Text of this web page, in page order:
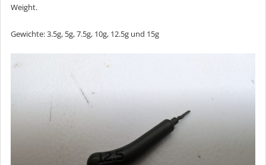
Weight.
Gewichte: 3.5g, 5g, 7.5g, 10g, 12.5g und 15g